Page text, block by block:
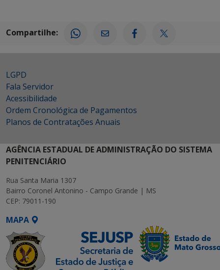
Compartilhe:
LGPD
Fala Servidor
Acessibilidade
Ordem Cronológica de Pagamentos
Planos de Contratações Anuais
AGÊNCIA ESTADUAL DE ADMINISTRAÇÃO DO SISTEMA
PENITENCIÁRIO
Rua Santa Maria 1307
Bairro Coronel Antonino - Campo Grande | MS
CEP: 79011-190
MAPA